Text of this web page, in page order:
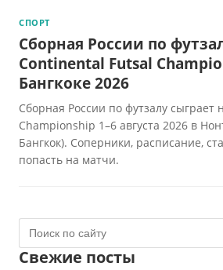
СПОРТ
Сборная России по
Continental Futsal
Бангкоке 2026
Сборная России по футзалу сыграет
Championship 1–6 августа 2026 в
Бангкок). Соперники, расписание,
попасть на матчи.
Свежие посты